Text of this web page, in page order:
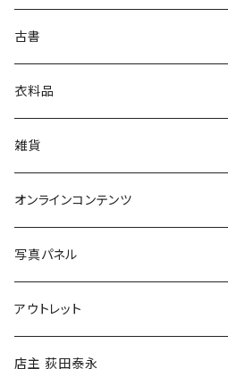
絵本・児童書
娯楽・エンターテインメント
古書
古書セット
美術
衣料品
POLEWARDS
Tシャツ
雑貨
バッグ
ブックカバー
マグカップ
傘
オンラインコンテンツ
冒険クロストーク
写真パネル
アウトレット
店主 荻田泰永